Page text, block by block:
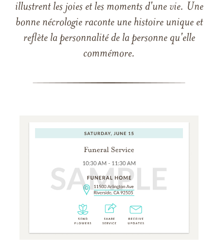
illustrent les joies et les moments d'une vie. Une
bonne nécrologie raconte une histoire unique et
reflète la personnalité de la personne qu'elle
commémore.